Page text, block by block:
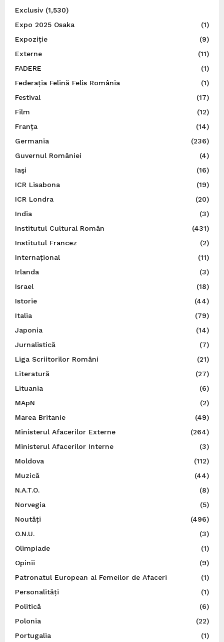
Exclusiv(1,530)
Expo 2025 Osaka
(1)
Expoziție
(9)
Externe
(11)
FADERE
(1)
Federația Felină Felis România
(1)
Festival
(17)
Film
(12)
Franța
(14)
Germania
(236)
Guvernul României
(4)
Iaşi
(16)
ICR Lisabona
(19)
ICR Londra
(20)
India
(3)
Institutul Cultural Român
(431)
Institutul Francez
(2)
Internațional
(11)
Irlanda
(3)
Israel
(18)
Istorie
(44)
Italia
(79)
Japonia
(14)
Jurnalistică
(7)
Liga Scriitorilor Români
(21)
Literatură
(27)
Lituania
(6)
MApN
(2)
Marea Britanie
(49)
Ministerul Afacerilor Externe
(264)
Ministerul Afacerilor Interne
(3)
Moldova
(112)
Muzică
(44)
N.A.T.O.
(8)
Norvegia
(5)
Noutăți
(496)
O.N.U.
(3)
Olimpiade
(1)
Opinii
(9)
Patronatul European al Femeilor de Afaceri
(1)
Personalități
(1)
Politică
(6)
Polonia
(22)
Portugalia
(1)